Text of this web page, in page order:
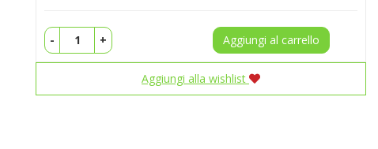
- + Aggiungi al carrello
Aggiungi alla wishlist